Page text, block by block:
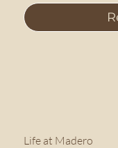
Life at Madero